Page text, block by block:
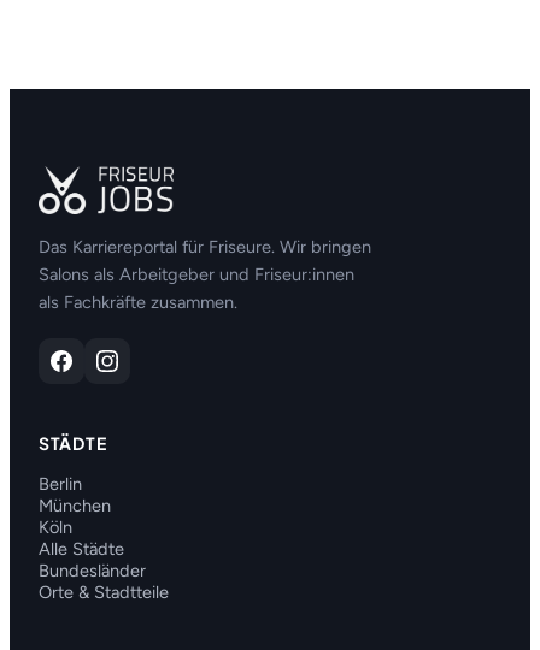
Das Karriereportal für Friseure. Wir bringen
Salons als Arbeitgeber und Friseur:innen
als Fachkräfte zusammen.
STÄDTE
Berlin
München
Köln
Alle Städte
Bundesländer
Orte & Stadtteile